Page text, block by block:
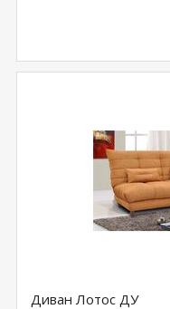
Диван Лотос ДУ